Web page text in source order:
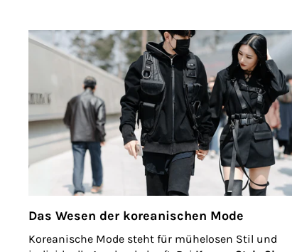
Das Wesen der koreanischen Mode
Koreanische Mode steht für mühelosen Stil und